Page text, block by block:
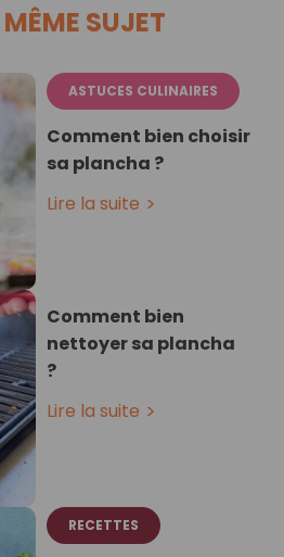
MÊME SUJET
ASTUCES CULINAIRES
Comment bien choisir
sa plancha ?
Lire la suite
Comment bien
nettoyer sa plancha
?
Lire la suite
RECETTES